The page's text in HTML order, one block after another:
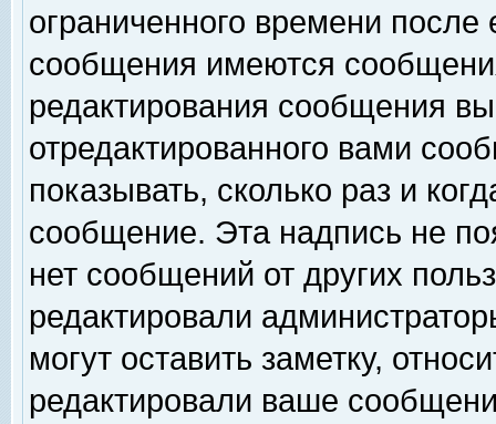
ограниченного времени
сообщения имеются
редактирования сообщения
отредактированного вами
показывать, сколько раз и
сообщение. Эта надпись не
нет сообщений от других
редактировали
могут оставить заметку,
редактировали ваше